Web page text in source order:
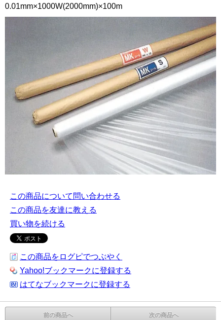
0.01mm×1000W(2000mm)×100m
この商品について問い合わせる
この商品を友達に教える
買い物を続ける
この商品をログピでつぶやく
Yahoo!ブックマークに登録する
はてなブックマークに登録する
前の商品へ 次の商品へ